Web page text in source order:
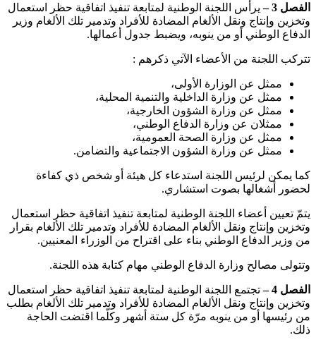
الفصل 3 –
يرأس اللجنة الوطنية لمتابعة تنفيذ اتفاقية حظر استعمال
وتخزين وإنتاج ونقل الألغام المضادة للأفراد وتدمير تلك الألغام وزير
الدفاع الوطني أو من ينوبه، ويضبط جدول أعمالها.
تتركب اللجنة من الأعضاء الآتي ذكرهم :
ممثل عن الوزارة الأولى،
ممثل عن وزارة الداخلية والتنمية المحلية،
ممثل عن وزارة الشؤون الخارجية،
ممثلان عن وزارة الدفاع الوطني،
ممثل عن وزارة الصحة العمومية،
ممثل عن وزارة الشؤون الاجتماعية والتضامن.
كما يمكن لرئيس اللجنة استدعاء كل هيئة أو شخص ذي كفاءة
لحضور أشغالها بصوت استشاري.
يتمّ تعيين أعضاء اللجنة الوطنية لمتابعة تنفيذ اتفاقية حظر استعمال
وتخزين وإنتاج ونقل الألغام المضادة للأفراد وتدمير تلك الألغام بقرار
من وزير الدفاع الوطني بناء على اقتراح من الوزراء المعنيين.
وتتولى مصالح وزارة الدفاع الوطني مهام كتابة هذه اللجنة.
الفصل 4 –
تجتمع اللجنة الوطنية لمتابعة تنفيذ اتفاقية حظر استعمال
وتخزين وإنتاج ونقل الألغام المضادة للأفراد وتدمير تلك الألغام بطلب
من رئيسها أو من ينوبه مرّة كل ستة أشهر وكلّما اقتضت الحاجة
ذلك.